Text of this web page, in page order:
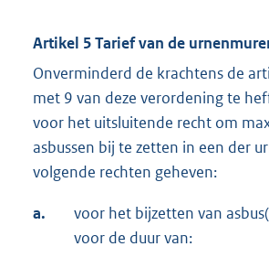
Artikel 5 Tarief van de
Onverminderd de krachtens de
met 9 van deze verordening te
voor het uitsluitende recht om
asbussen bij te zetten in een der
volgende rechten geheven:
a.
voor het bijzetten van
voor de duur van: